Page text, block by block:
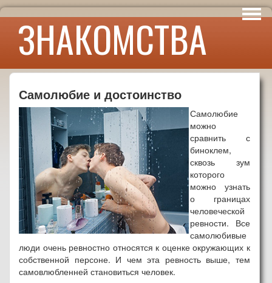
ЗНАКОМСТВА
Интересы
Юмор
Самолюбие и достоинство
Самолюбие
можно
сравнить с
биноклем,
сквозь зум
которого
можно узнать
о границах
человеческой
ревности. Все
самолюбивые
люди очень ревностно относятся к оценке окружающих к
собственной персоне. И чем эта ревность выше, тем
самовлюбленней становиться человек.